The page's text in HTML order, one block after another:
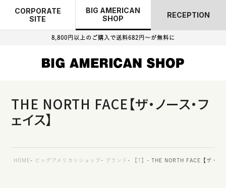
CORPORATE
SITE
BIG AMERICAN
SHOP
RECEPTION
8,800円以上のご購入で送料682円～が無料に
THE NORTH FACE【ザ・ノース・フ
ェイス】
HOME ビッグアメリカンショップ ブランド 【T】 THE NORTH FACE【ザ・ノ